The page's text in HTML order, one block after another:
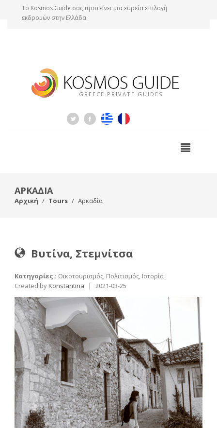
Tο Kosmos Guide σας προτείνει μια ευρεία επιλογή
εκδρομών στην Ελλάδα.
GREECE PRIVATE GUIDES
ΑΡΚΑΔΙΑ
Αρχική Tours Αρκαδία
Βυτίνα, Στεμνίτσα
Κατηγορίες : Οικοτουρισμός, Πολιτισμός, Ιστορία
Created byKonstantina | 2021-03-25